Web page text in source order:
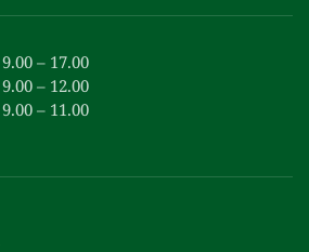
9.00 – 17.00
9.00 – 12.00
9.00 – 11.00